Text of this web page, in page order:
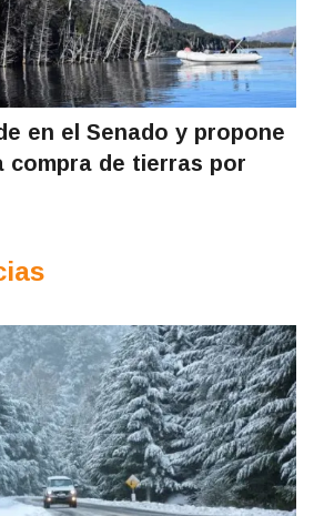
en el Senado y propone
compra de tierras por